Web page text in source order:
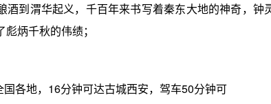
到渭华起义，千百年来书写着秦东大地的神奇，钟
炳千秋的伟绩；
各地，16分钟可达古城西安，驾车50分钟可